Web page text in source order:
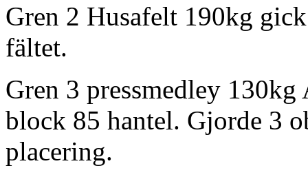
Gren 2 Husafelt 190kg
fältet.
Gren 3 pressmedley
block 85 hantel. Gjorde 3
placering.